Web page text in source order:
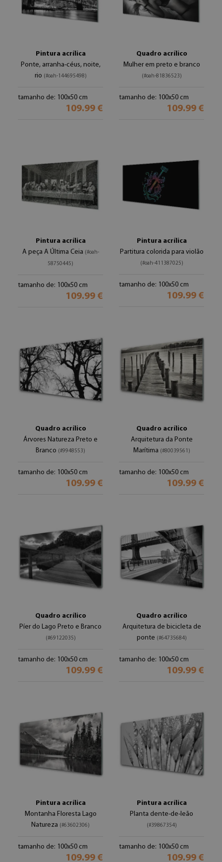
Pintura acrílica
Ponte, arranha-céus, noite,
rio (#oah-144695498)
tamanho de: 100x50 cm
109.99 €
Quadro acrílico
Mulher em preto e branco
(#oah-81836523)
tamanho de: 100x50 cm
109.99 €
Pintura acrílica
A peça A Última Ceia (#oah-
58750445)
tamanho de: 100x50 cm
109.99 €
Pintura acrílica
Partitura colorida para violão
(#oah-411387025)
tamanho de: 100x50 cm
109.99 €
Quadro acrílico
Árvores Natureza Preto e
Branco (#9948553)
tamanho de: 100x50 cm
109.99 €
Quadro acrílico
Arquitetura da Ponte
Marítima (#80039561)
tamanho de: 100x50 cm
109.99 €
Quadro acrílico
Píer do Lago Preto e Branco
(#69122035)
tamanho de: 100x50 cm
109.99 €
Quadro acrílico
Arquitetura de bicicleta de
ponte (#64735684)
tamanho de: 100x50 cm
109.99 €
Pintura acrílica
Montanha Floresta Lago
Natureza (#63602306)
tamanho de: 100x50 cm
109.99 €
Pintura acrílica
Planta dente-de-leão
(#39867354)
tamanho de: 100x50 cm
109.99 €